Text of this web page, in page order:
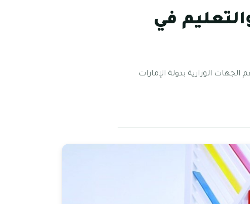
في
الجهات الوزارية بدولة الإمارات